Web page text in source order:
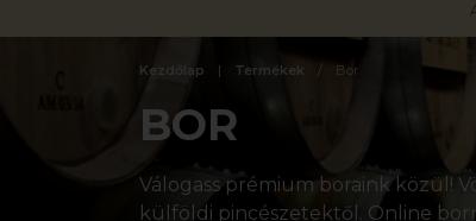
Kezdőlap Termékek Bor
BOR
Válogass prémium boraink közül!
külföldi pincészetektől. Online